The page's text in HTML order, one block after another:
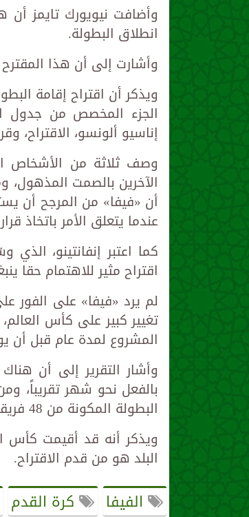
وأضافت نيويورك تايمز
انطلاق البطولة.
وأشارت إلى أن هذا
الجزء المخصص من جدول
إناسيو ألونسو، الاقتراح،
وصف ثلاثة من الأشخاص
الآخرين بالصمت
أن «فيفا» من المرجح أن
عندما يتعلق الأمر باتخاذ
كما اعتبر إنفانتينو،
اقتراح مثير للاهتمام حقا
لم يرد «فيفا» على الفور
تغيير كبير على كأس
المشروع لمدة عام قبل أن
بالفعل نحو شهر
البطولة المكونة من 48 فريقاً في 2026 رقماً قياسياً يبلغ 104 مباريات.
البلد هو من قدم الاقتراح.
الفيفا كرة القدم